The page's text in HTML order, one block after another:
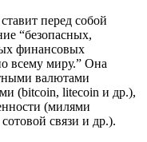
перед собой
“безопасных,
финансовых
всему миру.” Она
валютами
(bitcoin, litecoin и др.),
(милями
связи и др.).